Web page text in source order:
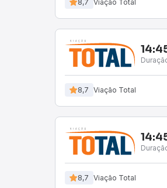
8,7 Viação Total
8,7 Viação Total
8,7 Viação Total